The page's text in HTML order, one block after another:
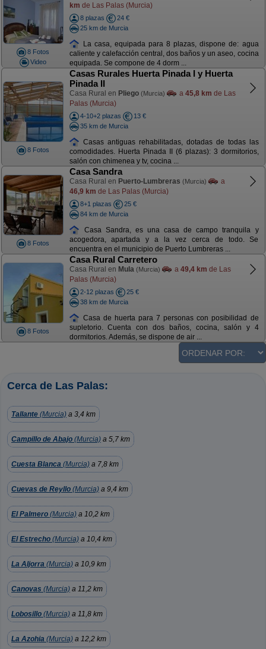
8 Fotos
Video
km de Las Palas (Murcia)
8 plazas
24 €
25 km de Murcia
La casa, equipada para 8 plazas, dispone de: agua
caliente y calefacción central, dos baños y un aseo, cocina
equipada. Se compone de 4 dorm ...
8 Fotos
Casas Rurales Huerta Pinada I y Huerta
Pinada II
Casa Rural en Pliego (Murcia) a 45,8 km de Las
Palas (Murcia)
4-10+2 plazas
13 €
35 km de Murcia
Casas antiguas rehabilitadas, dotadas de todas las
comodidades. Huerta Pinada II (6 plazas): 3 dormitorios,
salón con chimenea y tv, cocina ...
8 Fotos
Casa Sandra
Casa Rural en Puerto-Lumbreras (Murcia)
a
46,9 km de Las Palas (Murcia)
8+1 plazas
25 €
84 km de Murcia
Casa Sandra, es una casa de campo tranquila y
acogedora, apartada y a la vez cerca de todo. Se
encuentra en el municipio de Puerto Lumbreras ...
8 Fotos
Casa Rural Carretero
Casa Rural en Mula (Murcia) a 49,4 km de Las
Palas (Murcia)
2-12 plazas
25 €
38 km de Murcia
Casa de huerta para 7 personas con posibilidad de
supletorio. Cuenta con dos baños, cocina, salón y 4
dormitorios. Además, se dispone de air ...
Cerca de Las Palas:
Tallante (Murcia) a 3,4 km
Campillo de Abajo (Murcia) a 5,7 km
Cuesta Blanca (Murcia) a 7,8 km
Cuevas de Reyllo (Murcia) a 9,4 km
El Palmero (Murcia) a 10,2 km
El Estrecho (Murcia) a 10,4 km
La Aljorra (Murcia) a 10,9 km
Canovas (Murcia) a 11,2 km
Lobosillo (Murcia) a 11,8 km
La Azohia (Murcia) a 12,2 km